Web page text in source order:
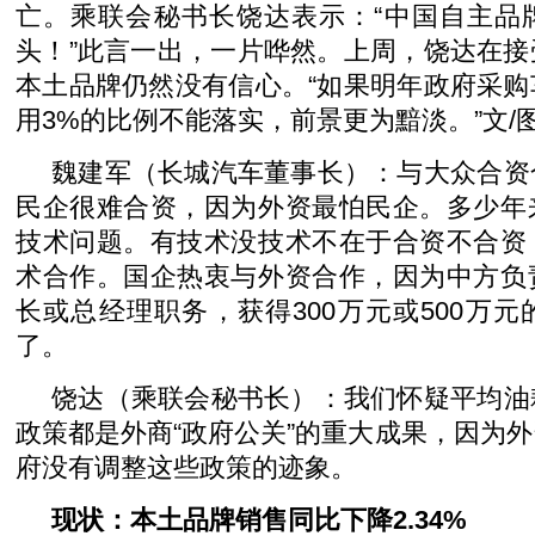
亡。乘联会秘书长饶达表示：“中国自主品
头！”此言一出，一片哗然。上周，饶达在
本土品牌仍然没有信心。“如果明年政府采
用3%的比例不能落实，前景更为黯淡。”文/
魏建军（长城汽车董事长）：与大众合
民企很难合资，因为外资最怕民企。多少
技术问题。有技术没技术不在于合资不合
术合作。国企热衷与外资合作，因为中方
长或总经理职务，获得300万元或500万元
了。
饶达（乘联会秘书长）：我们怀疑平均
政策都是外商“政府公关”的重大成果，因为
府没有调整这些政策的迹象。
现状：本土品牌销售同比下降2.34%